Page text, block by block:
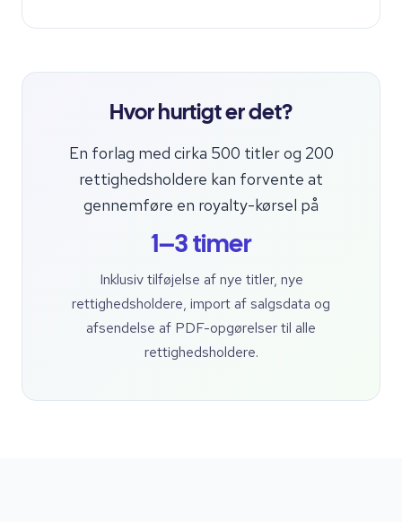
Hvor hurtigt er det?
En forlag med cirka 500 titler og 200
rettighedsholdere kan forvente at
gennemføre en royalty-kørsel på
1–3 timer
Inklusiv tilføjelse af nye titler, nye
rettighedsholdere, import af salgsdata og
afsendelse af PDF-opgørelser til alle
rettighedsholdere.